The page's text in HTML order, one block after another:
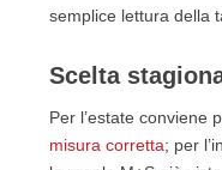
semplice lettura della
Scelta
Per l’estate conviene
misura corretta; per